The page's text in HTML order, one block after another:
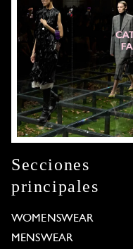
Secciones
principales
WOMENSWEAR
MENSWEAR